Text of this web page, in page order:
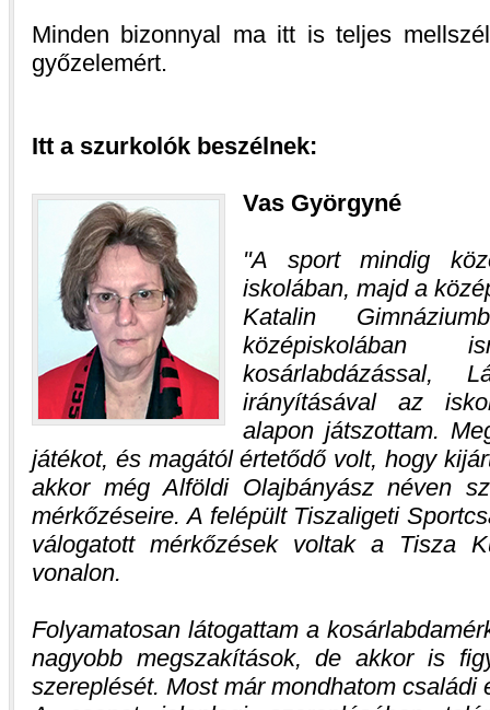
Minden bizonnyal ma itt is teljes
győzelemért.
Itt a szurkolók beszélnek:
Vas Györgyné
A sport mindig
iskolában, majd a
Katalin
középiskolában
kosárlabdázással,
irányításával az
alapon játszottam.
játékot, és magától értetődő volt, hogy
akkor még Alföldi Olajbányász néven
mérkőzéseire. A felépült Tiszaligeti
válogatott mérkőzések voltak a Tisza
vonalon.
Folyamatosan látogattam a
nagyobb megszakítások, de akkor is
szereplését. Most már mondhatom családi